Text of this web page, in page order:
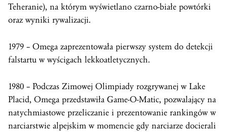
Teheranie), na którym wyświetlano czarno-białe powtórki
oraz wyniki rywalizacji.
1979 – Omega zaprezentowała pierwszy system do detekcji
falstartu w wyścigach lekkoatletycznych.
1980 – Podczas Zimowej Olimpiady rozgrywanej w Lake
Placid, Omega przedstawiła Game-O-Matic, pozwalający na
natychmiastowe przeliczanie i prezentowanie rankingów w
narciarstwie alpejskim w momencie gdy narciarze docierali